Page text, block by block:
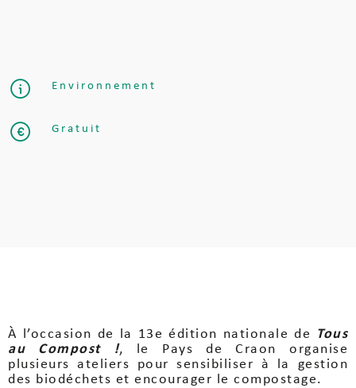
À l’occasion de la 13e édition nationale de Tous
au Compost !, le Pays de Craon organise
plusieurs ateliers pour sensibiliser à la gestion
des biodéchets et encourager le compostage.
Environnement
Gratuit